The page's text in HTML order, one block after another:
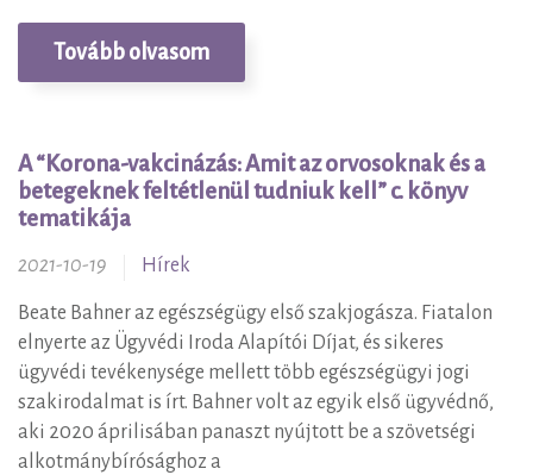
Tovább olvasom
A “Korona-vakcinázás: Amit az orvosoknak és a
betegeknek feltétlenül tudniuk kell” c. könyv
tematikája
2021-10-19 Hírek
Beate Bahner az egészségügy első szakjogásza. Fiatalon
elnyerte az Ügyvédi Iroda Alapítói Díjat, és sikeres
ügyvédi tevékenysége mellett több egészségügyi jogi
szakirodalmat is írt. Bahner volt az egyik első ügyvédnő,
aki 2020 áprilisában panaszt nyújtott be a szövetségi
alkotmánybírósághoz a